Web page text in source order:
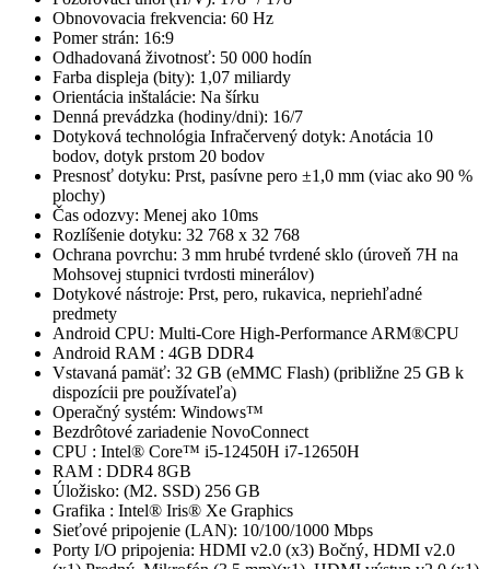
Obnovovacia frekvencia: 60 Hz
Pomer strán: 16:9
Odhadovaná životnosť: 50 000 hodín
Farba displeja (bity): 1,07 miliardy
Orientácia inštalácie: Na šírku
Denná prevádzka (hodiny/dni): 16/7
Dotyková technológia Infračervený dotyk: Anotácia 10
bodov, dotyk prstom 20 bodov
Presnosť dotyku: Prst, pasívne pero ±1,0 mm (viac ako 90 %
plochy)
Čas odozvy: Menej ako 10ms
Rozlíšenie dotyku: 32 768 x 32 768
Ochrana povrchu: 3 mm hrubé tvrdené sklo (úroveň 7H na
Mohsovej stupnici tvrdosti minerálov)
Dotykové nástroje: Prst, pero, rukavica, nepriehľadné
predmety
Android CPU: Multi-Core High-Performance ARM®CPU
Android RAM : 4GB DDR4
Vstavaná pamäť: 32 GB (eMMC Flash) (približne 25 GB k
dispozícii pre používateľa)
Operačný systém: Windows™
Bezdrôtové zariadenie NovoConnect
CPU : Intel® Core™ i5-12450H i7-12650H
RAM : DDR4 8GB
Úložisko: (M2. SSD) 256 GB
Grafika : Intel® Iris® Xe Graphics
Sieťové pripojenie (LAN): 10/100/1000 Mbps
Porty I/O pripojenia: HDMI v2.0 (x3) Bočný, HDMI v2.0